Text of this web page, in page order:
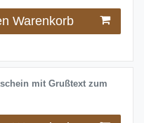
Warenkorb
mit Grußtext zum